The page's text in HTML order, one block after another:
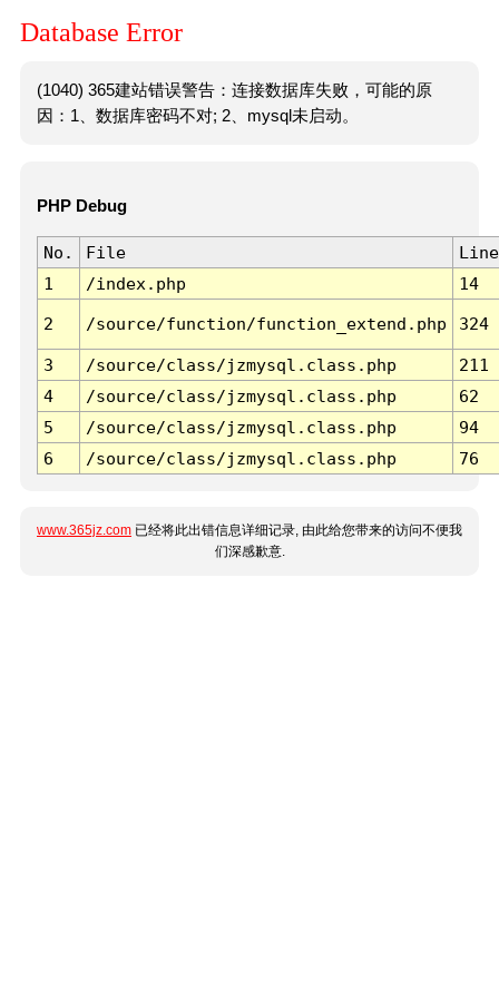
Database Error
(1040) 365建站错误警告：连接数据库失败，可能的原
因：1、数据库密码不对; 2、mysql未启动。
PHP Debug
No. File
Line
1
/index.php 14
2 /source/function/function_extend.php 324
3 /source/class/jzmysql.class.php
211
4
/source/class/jzmysql.class.php
62
5
/source/class/jzmysql.class.php
94
6
/source/class/jzmysql.class.php 76
www.365jz.com 已经将此出错信息详细记录, 由此给您带来的访问不便我
们深感歉意.